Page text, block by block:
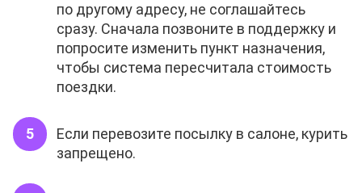
по другому адресу, не соглашайтесь
сразу. Сначала позвоните в поддержку и
попросите изменить пункт назначения,
чтобы система пересчитала стоимость
поездки.
Если перевозите посылку в салоне, курить
запрещено.